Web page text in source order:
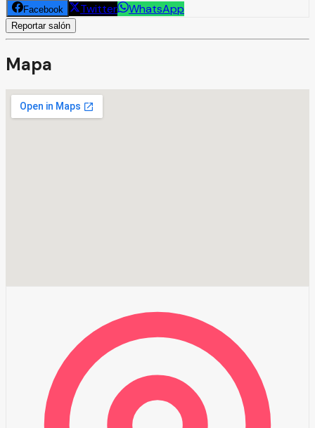
Facebook Twitter WhatsApp
Reportar salón
Mapa